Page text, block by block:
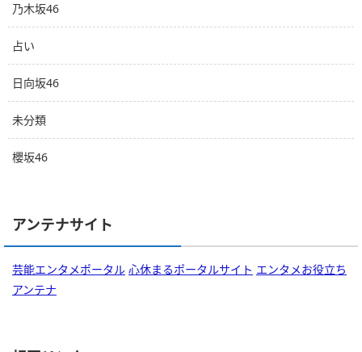
乃木坂46
占い
日向坂46
未分類
櫻坂46
アンテナサイト
芸能エンタメポータル 心休まるポータルサイト エンタメお役立ち
アンテナ